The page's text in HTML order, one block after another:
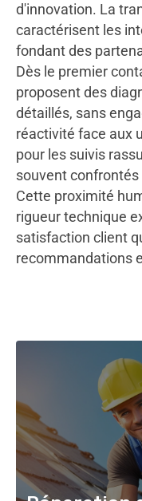
d'innovation. La
caractérisent les
fondant des
Dès le premier
proposent des
détaillés, sans
réactivité face aux
pour les suivis
souvent
Cette proximité
rigueur technique
satisfaction client
recommandations